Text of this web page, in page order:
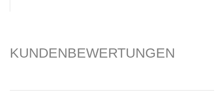
KUNDENBEWERTUNGEN